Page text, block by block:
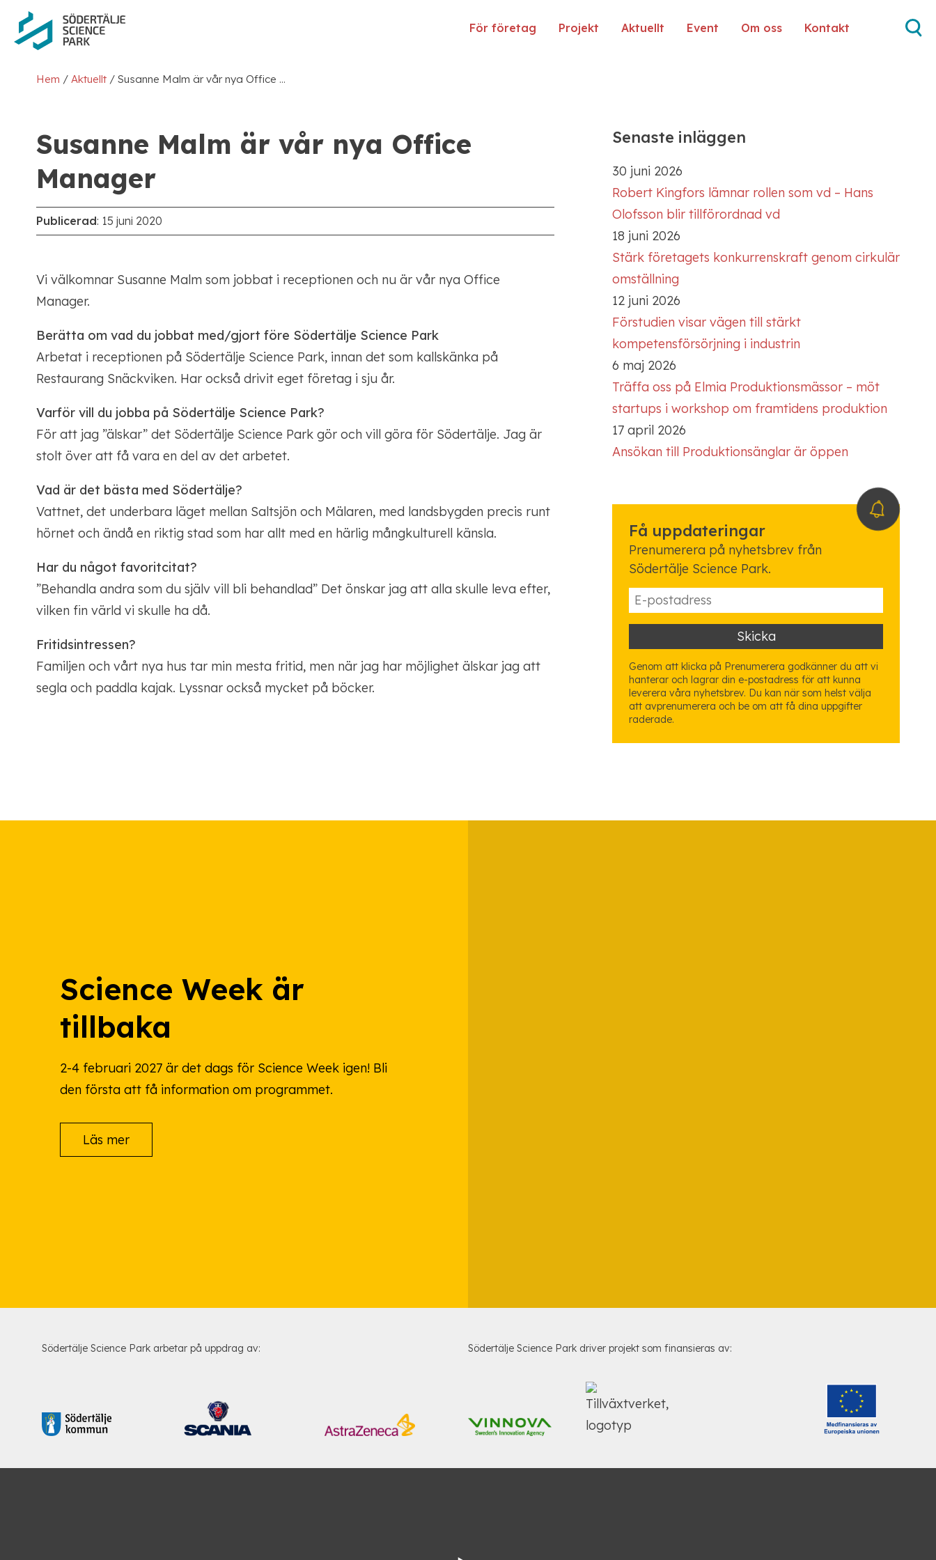
För företag Projekt Aktuellt Event Om oss Kontakt
Hem / Aktuellt / Susanne Malm är vår nya Office Manager
Susanne Malm är vår nya Office
Manager
Publicerad: 15 juni 2020
Vi välkomnar Susanne Malm som jobbat i receptionen och nu är vår nya Office
Manager.
Berätta om vad du jobbat med/gjort före Södertälje Science Park
Arbetat i receptionen på Södertälje Science Park, innan det som kallskänka på
Restaurang Snäckviken. Har också drivit eget företag i sju år.
Varför vill du jobba på Södertälje Science Park?
För att jag ”älskar” det Södertälje Science Park gör och vill göra för Södertälje. Jag är
stolt över att få vara en del av det arbetet.
Vad är det bästa med Södertälje?
Vattnet, det underbara läget mellan Saltsjön och Mälaren, med landsbygden precis runt
hörnet och ändå en riktig stad som har allt med en härlig mångkulturell känsla.
Har du något favoritcitat?
”Behandla andra som du själv vill bli behandlad” Det önskar jag att alla skulle leva efter,
vilken fin värld vi skulle ha då.
Fritidsintressen?
Familjen och vårt nya hus tar min mesta fritid, men när jag har möjlighet älskar jag att
segla och paddla kajak. Lyssnar också mycket på böcker.
Senaste inläggen
30 juni 2026
Robert Kingfors lämnar rollen som vd – Hans
Olofsson blir tillförordnad vd
18 juni 2026
Stärk företagets konkurrenskraft genom cirkulär
omställning
12 juni 2026
Förstudien visar vägen till stärkt
kompetensförsörjning i industrin
6 maj 2026
Träffa oss på Elmia Produktionsmässor – möt
startups i workshop om framtidens produktion
17 april 2026
Ansökan till Produktionsänglar är öppen
Få uppdateringar
Prenumerera på nyhetsbrev från
Södertälje Science Park.
Genom att klicka på Prenumerera godkänner du att vi
hanterar och lagrar din e-postadress för att kunna
leverera våra nyhetsbrev. Du kan när som helst välja
att avprenumerera och be om att få dina uppgifter
raderade.
Science Week är
tillbaka
2-4 februari 2027 är det dags för Science Week igen! Bli
den första att få information om programmet.
Läs mer
Södertälje Science Park arbetar på uppdrag av: Södertälje Science Park driver projekt som finansieras av: